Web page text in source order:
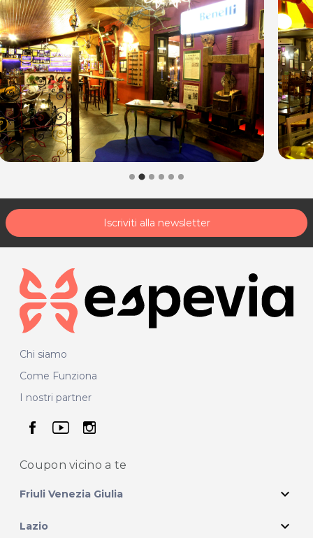
esclusivamente pezzi unici..... pezzi unici per persone uniche!!
Anche tutti i manoscritti sono originali al 100%. Va da se che gli
oggetti, i complementi d'arredo e l'arredo stesso sono da
considerarsi una sorta di usato, unico nel suo genere, ma pur
sempre usato. Fare affari, se ti piacciono le cose originali,
stravaganti, di moda ed introvabili non sarà difficile!!!
Orari:
Il ristorante è aperto dal mercoledì alla domenica, dalle 17.00 fino a
notte fonda.
La domenica siamo aperti anche a pranzo.
https://www.facebook.com/groups/mem
Via Selvuzzis,32
P.IVA 02667490300
Tel. 3484525258
Per ulteriori informazioni sull'offerta o sulle
Iscriviti alla newsletter
Chi siamo
Come Funziona
I nostri partner
seguici su facebook
seguici su youtube
seguici su instagram
Coupon vicino a te
Friuli Venezia Giulia expand_more
Lazio expand_more